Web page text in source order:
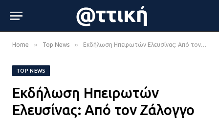
Home » Top News » Εκδήλωση Ηπειρωτών Ελευσίνας: Από τον Ζάλογγο στον Μάρκο Μπότσαρη
TOP NEWS
Εκδήλωση Ηπειρωτών
Ελευσίνας: Από τον Ζάλογγο